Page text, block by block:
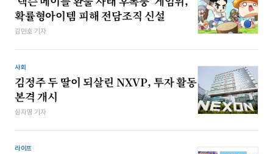
확률형아이템 피해 전담조직 신설
김민호 기자
사회
김정주 두 딸이 되살린 NXVP, 투자 활동
본격 개시
심지영 기자
라이프